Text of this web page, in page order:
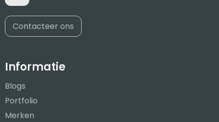
Contacteer ons
Informatie
Blogs
Portfolio
Merken